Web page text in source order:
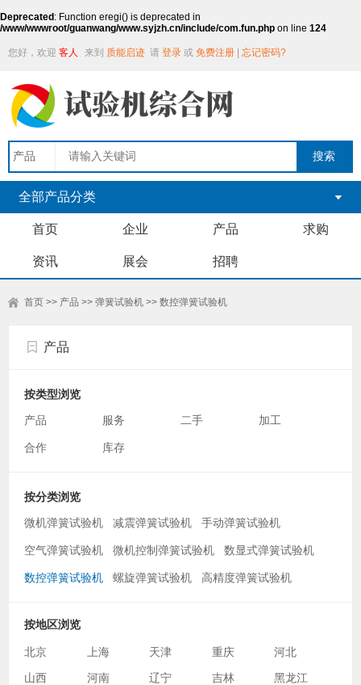
Deprecated : Function eregi() is deprecated in
/www/wwwroot/guanwang/www.syjzh.cn/include/com.fun.php on line 124
您好，欢迎 客人 来到 质能启迹 请 登录 或 免费注册 忘记密码?
全部产品分类
首页 企业 产品 求购
资讯 展会 招聘
首页 >> 产品 >> 弹簧试验机 >> 数控弹簧试验机
产品
按类型浏览
产品
服务 二手 加工
合作 库存
按分类浏览
微机弹簧试验机
减震弹簧试验机 手动弹簧试验机
空气弹簧试验机 微机控制弹簧试验机 数显式弹簧试验机
数控弹簧试验机 螺旋弹簧试验机 高精度弹簧试验机
按地区浏览
北京 上海 天津 重庆
河北
山西
河南 辽宁 吉林
黑龙江